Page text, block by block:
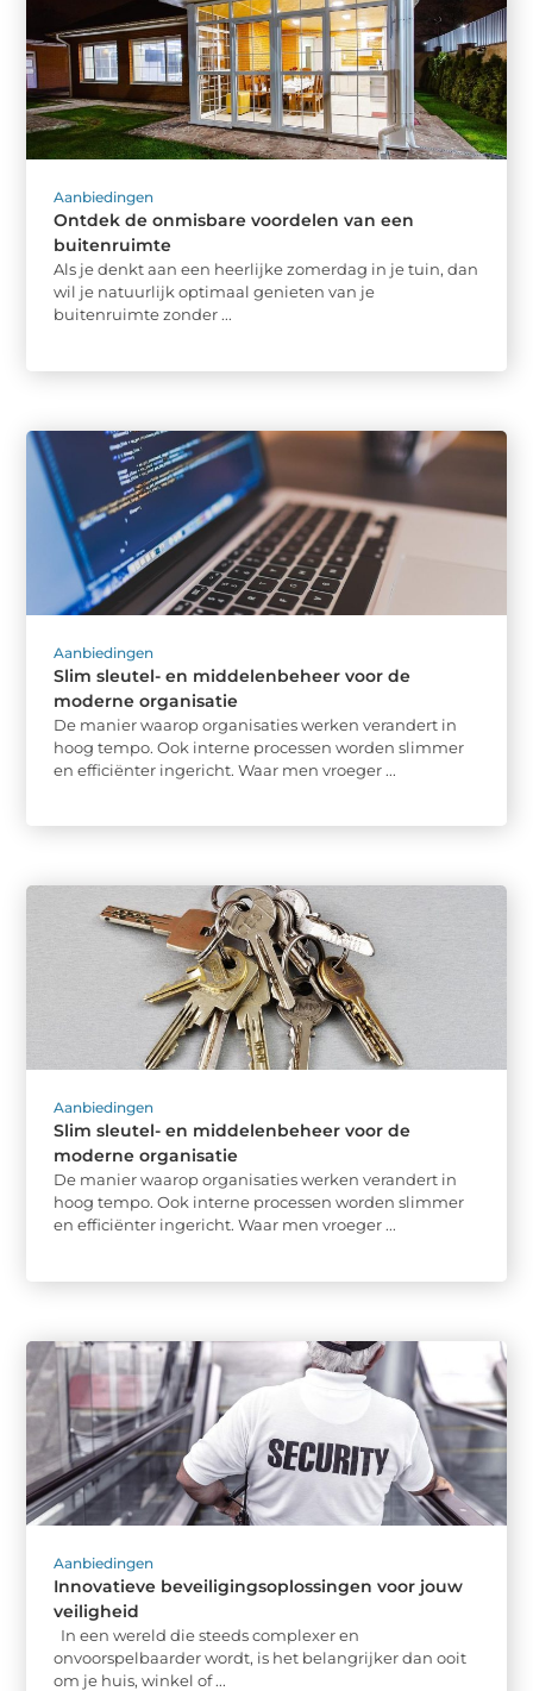
Aanbiedingen
Ontdek de onmisbare voordelen van een
buitenruimte
Als je denkt aan een heerlijke zomerdag in je tuin, dan
wil je natuurlijk optimaal genieten van je
buitenruimte zonder ...
Aanbiedingen
Slim sleutel- en middelenbeheer voor de
moderne organisatie
De manier waarop organisaties werken verandert in
hoog tempo. Ook interne processen worden slimmer
en efficiënter ingericht. Waar men vroeger ...
Aanbiedingen
Slim sleutel- en middelenbeheer voor de
moderne organisatie
De manier waarop organisaties werken verandert in
hoog tempo. Ook interne processen worden slimmer
en efficiënter ingericht. Waar men vroeger ...
Aanbiedingen
Innovatieve beveiligingsoplossingen voor jouw
veiligheid
In een wereld die steeds complexer en
onvoorspelbaarder wordt, is het belangrijker dan ooit
om je huis, winkel of ...